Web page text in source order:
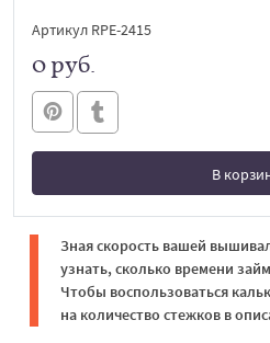
Артикул RPE-2415
0 руб.
В
В
Зная скорость вашей
узнать, сколько времени
Чтобы воспользоваться
на количество стежков в